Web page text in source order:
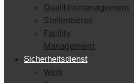
Qualitätsmanagement
Stellenbörse
Facility
Management
Sicherheitsdienst
Werk